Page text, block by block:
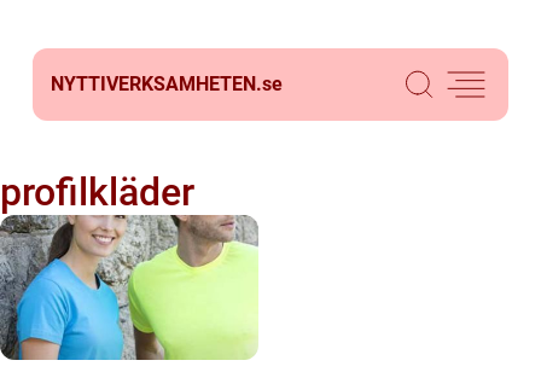
NYTTIVERKSAMHETEN.se
profilkläder